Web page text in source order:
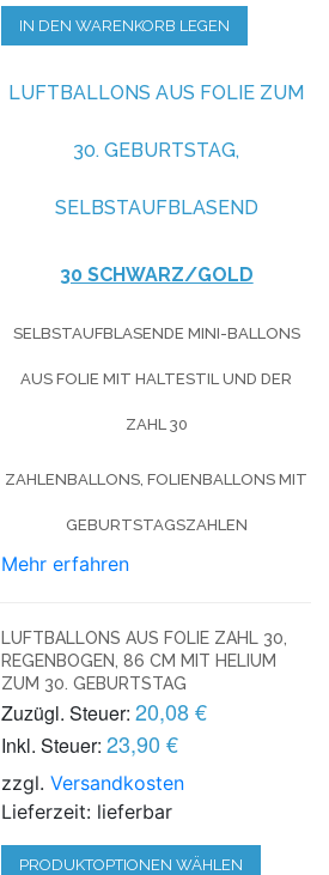
IN DEN WARENKORB LEGEN
LUFTBALLONS AUS FOLIE ZUM
30. GEBURTSTAG,
SELBSTAUFBLASEND
30 SCHWARZ/GOLD
SELBSTAUFBLASENDE MINI-BALLONS
AUS FOLIE MIT HALTESTIL UND DER
ZAHL 30
ZAHLENBALLONS, FOLIENBALLONS MIT
GEBURTSTAGSZAHLEN
Mehr erfahren
LUFTBALLONS AUS FOLIE ZAHL 30,
REGENBOGEN, 86 CM MIT HELIUM
ZUM 30. GEBURTSTAG
Zuzügl. Steuer: 20,08 €
Inkl. Steuer: 23,90 €
zzgl.Versandkosten
Lieferzeit: lieferbar
PRODUKTOPTIONEN WÄHLEN